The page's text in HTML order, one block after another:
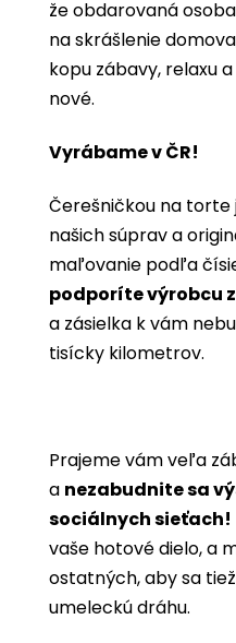
že obdarovaná
na skrášlenie
kopu zábavy, relaxu
nové.
Vyrábame v ČR!
Čerešničkou na
našich súprav a
maľovanie podľa
podporíte výrobcu
a zásielka k vám
tisícky kilometrov.
Prajeme vám veľa
a nezabudnite sa
sociálnych sieťach!
vaše hotové dielo, a
ostatných, aby sa
umeleckú dráhu.